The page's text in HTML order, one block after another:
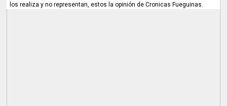
los realiza y no representan, estos la opinión de Cronicas Fueguinas.